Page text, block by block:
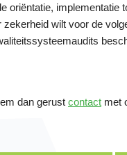
oriëntatie,
wilt voor de
dan gerust contact met